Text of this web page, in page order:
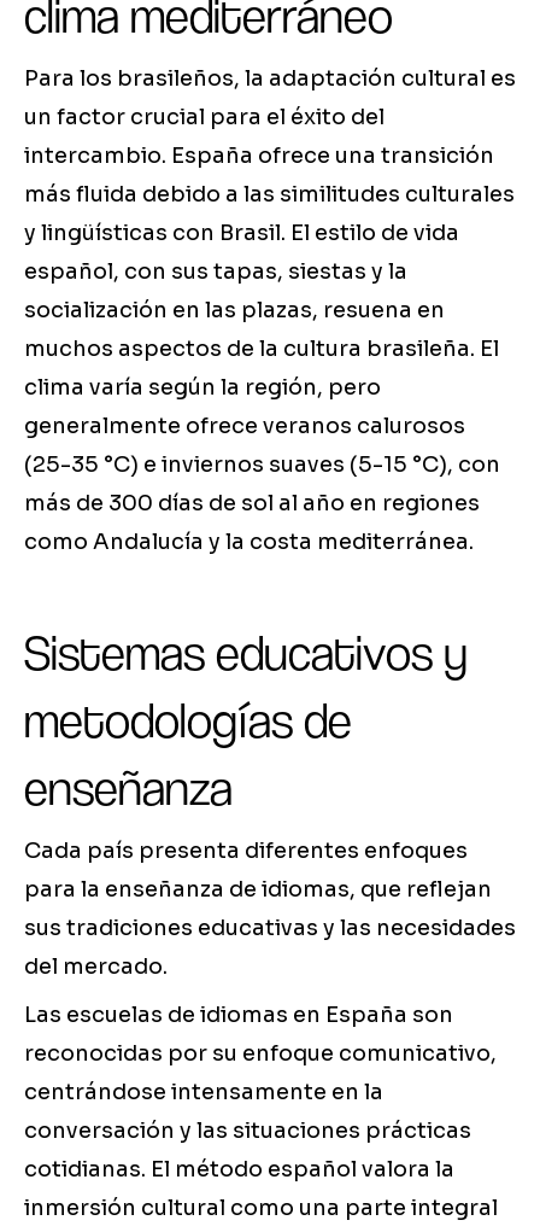
clima mediterráneo
Para los brasileños, la adaptación cultural es
un factor crucial para el éxito del
intercambio. España ofrece una transición
más fluida debido a las similitudes culturales
y lingüísticas con Brasil. El estilo de vida
español, con sus tapas, siestas y la
socialización en las plazas, resuena en
muchos aspectos de la cultura brasileña. El
clima varía según la región, pero
generalmente ofrece veranos calurosos
(25-35 °C) e inviernos suaves (5-15 °C), con
más de 300 días de sol al año en regiones
como Andalucía y la costa mediterránea.
Sistemas educativos y
metodologías de
enseñanza
Cada país presenta diferentes enfoques
para la enseñanza de idiomas, que reflejan
sus tradiciones educativas y las necesidades
del mercado.
Las escuelas de idiomas en España son
reconocidas por su enfoque comunicativo,
centrándose intensamente en la
conversación y las situaciones prácticas
cotidianas. El método español valora la
inmersión cultural como una parte integral